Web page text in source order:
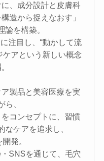
、成分設計と皮膚科
造から捉えなおす」
論を構築。
注目し、“動かして流
ケアという新しい概念
製品と美容医療を実
ら、
をコンセプトに、習慣
なケアを追求し、
発。
SNSを通じて、毛穴